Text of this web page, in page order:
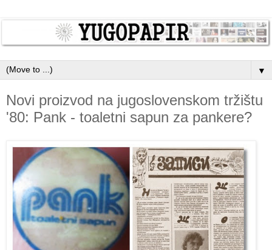
▼
Novi proizvod na jugoslovenskom tržištu
'80: Pank - toaletni sapun za pankere?